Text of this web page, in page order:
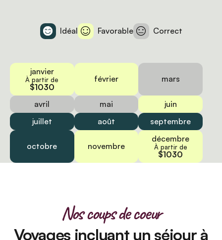
Idéal Favorable Correct
janvier
À partir de
$1030
février mars
avril mai
juin
juillet
août septembre
octobre novembre
décembre
À partir de
$1030
Nos coups de coeur
Voyages incluant un séjour à